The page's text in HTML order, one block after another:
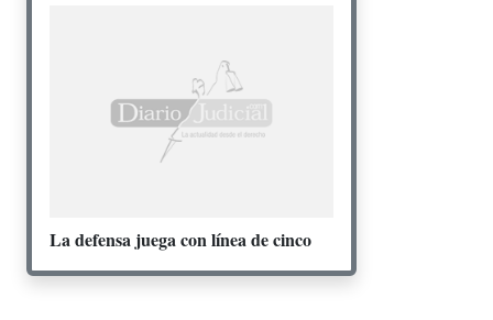
La defensa juega con línea de cinco